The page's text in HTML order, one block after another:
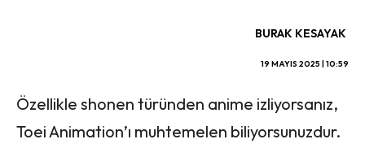
BURAK KESAYAK
19 MAYIS 2025 | 10:59
Özellikle shonen türünden anime izliyorsanız,
Toei Animation’ı muhtemelen biliyorsunuzdur.